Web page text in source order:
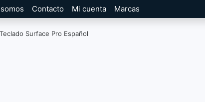
Contacto Mi cuenta Marcas
Teclado Surface Pro Español